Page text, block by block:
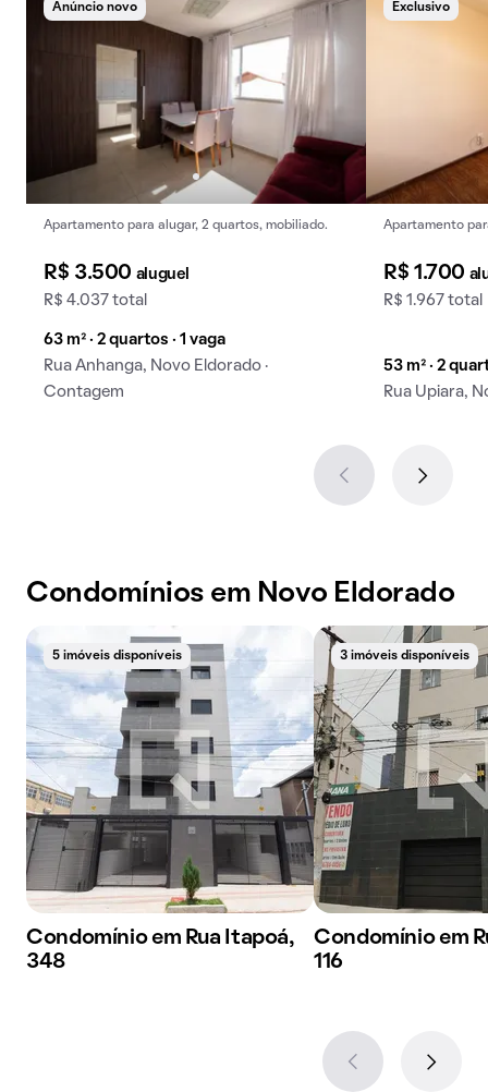
Anúncio novo
Apartamento para alugar, 2 quartos, mobiliado.
R$ 3.500 aluguel
R$ 4.037 total
63 m² · 2 quartos · 1 vaga
Rua Anhanga, Novo Eldorado ·
Contagem
Exclusivo
Apartamento
R$ 1.700
R$ 1.967 total
53 m² · 2
Rua Upiara,
Condomínios em Novo Eldorado
5 imóveis disponíveis
Condomínio em Rua Itapoá,
348
3 imóveis disponíveis
Condomínio em
116